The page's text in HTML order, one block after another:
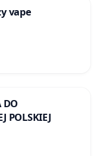
vape
DO
POLSKIEJ